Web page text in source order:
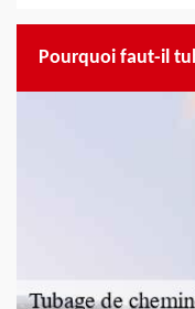
Pourquoi faut-il